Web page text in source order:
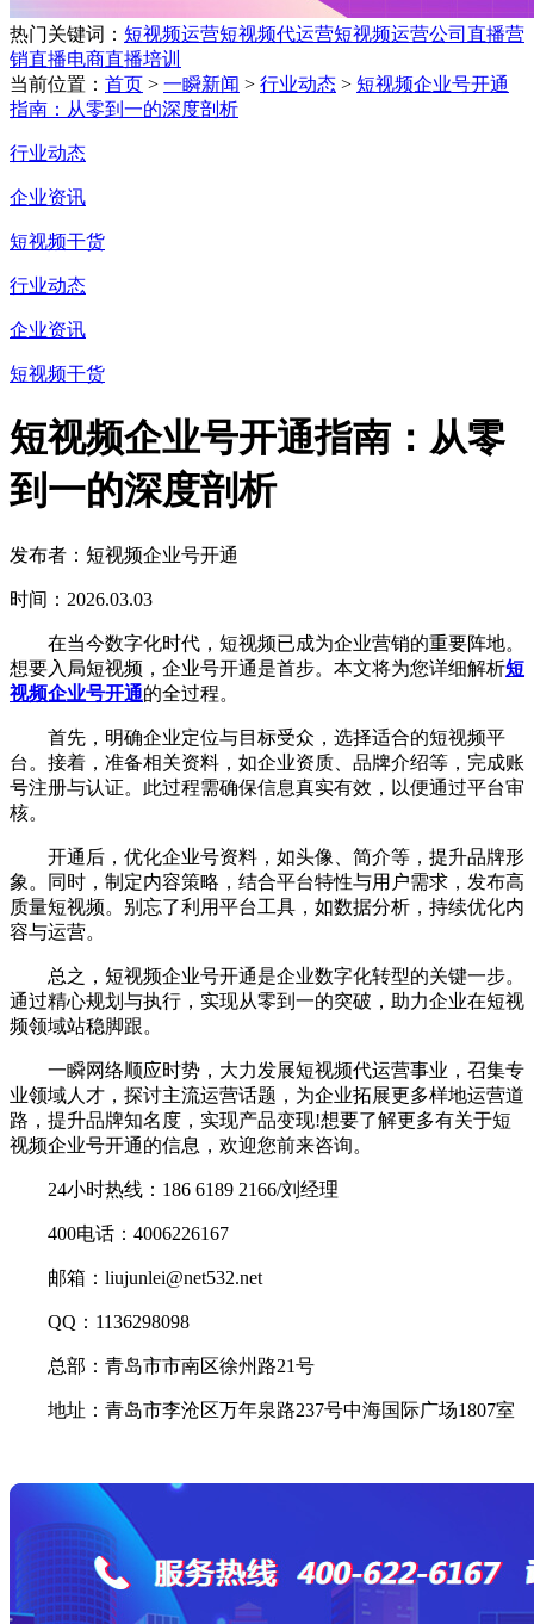
热门关键词： 短视频运营短视频代运营短视频运营公司 直播营
销直播电商直播培训
当前位置： 首页 > 一瞬新闻 > 行业动态 > 短视频企业号开通
指南：从零到一的深度剖析
行业动态
企业资讯
短视频干货
行业动态
企业资讯
短视频干货
短视频企业号开通指南：从零
到一的深度剖析
发布者：短视频企业号开通
时间：2026.03.03
在当今数字化时代，短视频已成为企业营销的重要阵地。
想要入局短视频，企业号开通是首步。本文将为您详细解析短
视频企业号开通的全过程。
首先，明确企业定位与目标受众，选择适合的短视频平
台。接着，准备相关资料，如企业资质、品牌介绍等，完成账
号注册与认证。此过程需确保信息真实有效，以便通过平台审
核。
开通后，优化企业号资料，如头像、简介等，提升品牌形
象。同时，制定内容策略，结合平台特性与用户需求，发布高
质量短视频。别忘了利用平台工具，如数据分析，持续优化内
容与运营。
总之，短视频企业号开通是企业数字化转型的关键一步。
通过精心规划与执行，实现从零到一的突破，助力企业在短视
频领域站稳脚跟。
一瞬网络顺应时势，大力发展短视频代运营事业，召集专
业领域人才，探讨主流运营话题，为企业拓展更多样地运营道
路，提升品牌知名度，实现产品变现!想要了解更多有关于短
视频企业号开通的信息，欢迎您前来咨询。
24小时热线：186 6189 2166/刘经理
400电话：4006226167
邮箱：liujunlei@net532.net
QQ：1136298098
总部：青岛市市南区徐州路21号
地址：青岛市李沧区万年泉路237号中海国际广场1807室